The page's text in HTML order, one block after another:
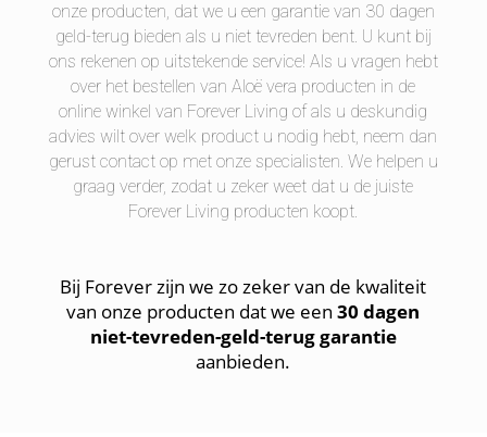
onze producten, dat we u een garantie van 30 dagen
geld-terug bieden als u niet tevreden bent. U kunt bij
ons rekenen op uitstekende service! Als u vragen hebt
over het bestellen van Aloë vera producten in de
online winkel van Forever Living of als u deskundig
advies wilt over welk product u nodig hebt, neem dan
gerust contact op met onze specialisten. We helpen u
graag verder, zodat u zeker weet dat u de juiste
Forever Living producten koopt.
Bij Forever zijn we zo zeker van de kwaliteit
van onze producten dat we een30 dagen
niet-tevreden-geld-terug garantie
aanbieden.